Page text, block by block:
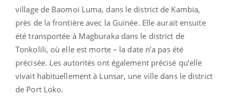
village de Baomoi Luma, dans le district de Kambia,
près de la frontière avec la Guinée. Elle aurait ensuite
été transportée à Magburaka dans le district de
Tonkolili, où elle est morte – la date n’a pas été
précisée. Les autorités ont également précisé qu’elle
vivait habituellement à Lunsar, une ville dans le district
de Port Loko.